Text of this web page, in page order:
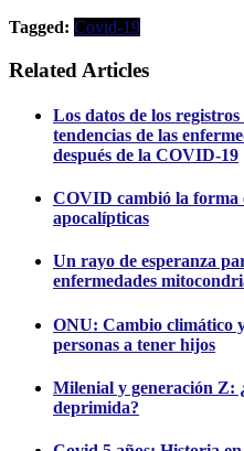
Tagged: Covid-19
Related Articles
Los datos de los
tendencias de las
después de la COVID-19
COVID cambió la forma
apocalípticas
Un rayo de esperanza
enfermedades
ONU: Cambio climático
personas a tener hijos
Milenial y generación Z:
deprimida?